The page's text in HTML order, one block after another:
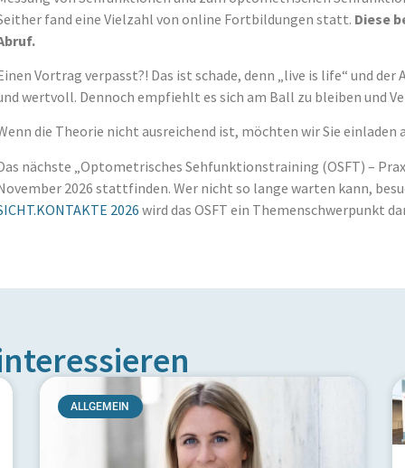
fand eine Vielzahl von online Fortbildungen statt. Diese
Vortrag verpasst?! Das ist schade, denn „live is life“ und
wertvoll. Dennoch empfiehlt es sich am Ball zu bleiben und
die Theorie nicht ausreichend ist, möchten wir Sie einladen
nächste „Optometrisches Sehfunktionstraining (OSFT) –
2026 stattfinden. Wer nicht so lange warten kann,
2026 wird das OSFT ein Themenschwerpunkt
ALLGEMEIN